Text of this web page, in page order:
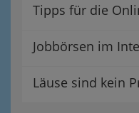
Tipps für die
Jobbörsen im
Läuse sind kein